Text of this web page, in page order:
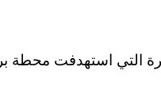
التي استهدفت محطة